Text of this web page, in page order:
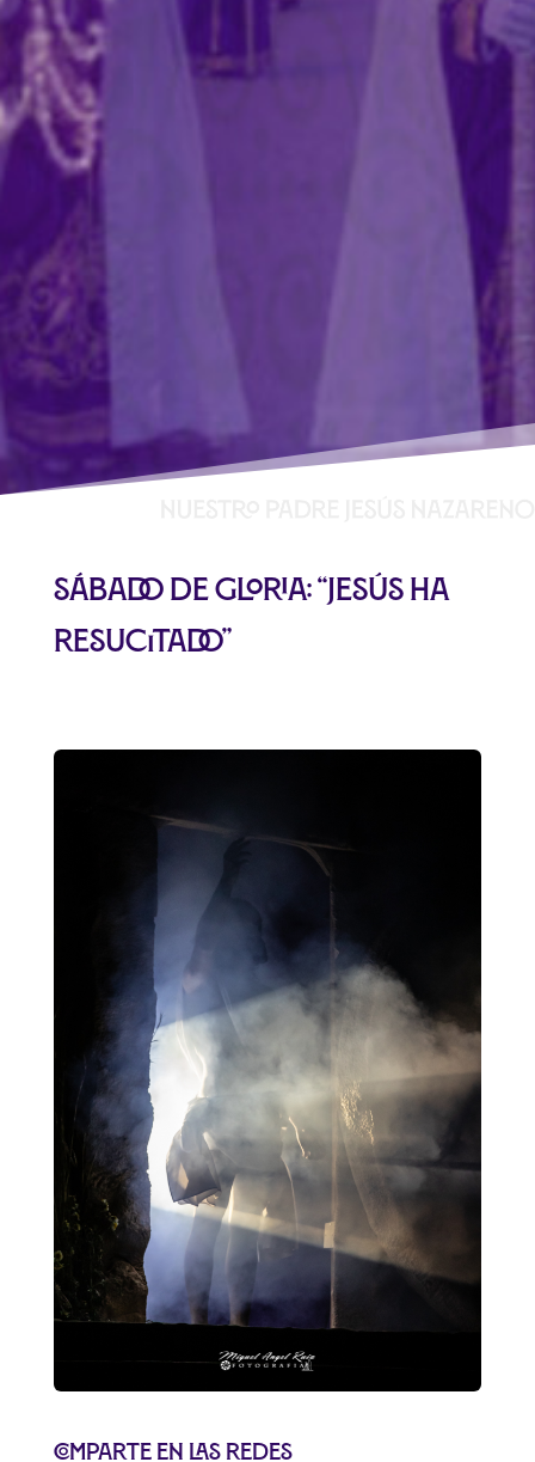
Sábado de Gloria: “Jesús ha
Resucitado”
Comparte en las redes